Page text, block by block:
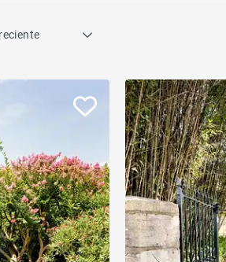
Terreno
nueva Oficinas
Piso en el
Piso con terraza
Jardin
Moderno
Casa con